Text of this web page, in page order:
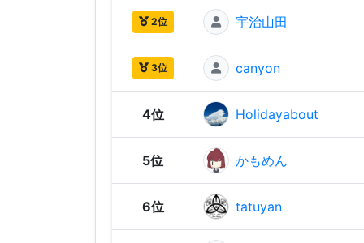
2位 宇治山田
3位 canyon
4位 Holidayabout
5位 かもめん
6位 tatuyan